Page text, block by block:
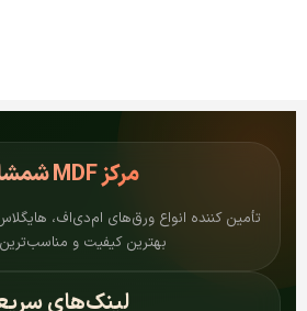
مرکزMDF شمشاد
تأمین کننده انواع ورق‌های ام‌دی‌اف،
بهترین کیفیت و
لینک‌های